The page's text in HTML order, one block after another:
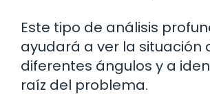
Este tipo de análisis
ayudará a ver la situación
diferentes ángulos y a
raíz del problema.